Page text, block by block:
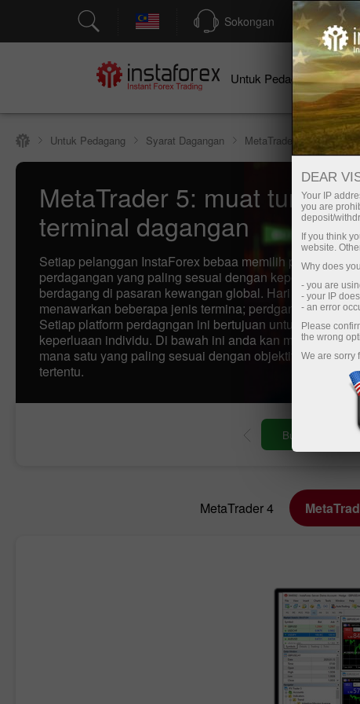
Sokongan
Untuk Pedagang
Untuk Pedagang Syarat Dagangan MetaTrader 5
MetaTrader 5: muat turun
terminal dagangan
Setiap pelanggan InstaForex bebaa memilih platform
perdagangan yang paling sesuai dengan keperluannya
berdagang di pasaran kewangan global. Hari ini syarikat
menawarkan beberapa jenis termina; perdgangan yang
Setiap platform perdagngan ini bertujuan untuk
keperluaan individu. Di bawah ini anda kan mengetahui
mana satu yang paling sesuai dengan objektif
tertentu.
Buka akaun perdagangan
MetaTrader 4
DEAR
Your IP
you are
deposit/
If you think
website.
Why does
- you are
- your IP
- an error
Please
the wrong
We are sorry